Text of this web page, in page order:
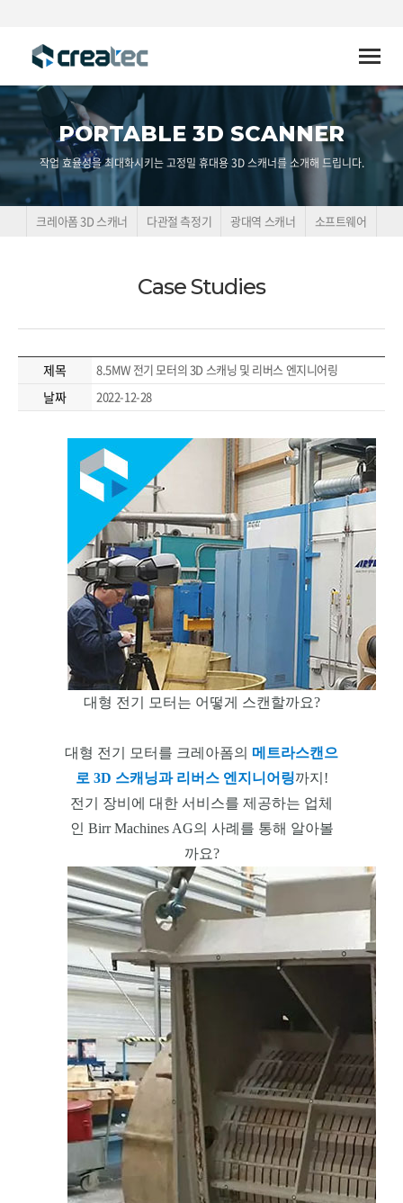
Toggle
PORTABLE 3D SCANNER
작업 효율성을 최대화시키는 고정밀 휴대용 3D 스캐너를 소개해 드립니다.
크레아폼 3D 스캐너 다관절 측정기 광대역 스캐너 소프트웨어
Case Studies
제목 8.5MW 전기 모터의 3D 스캐닝 및 리버스 엔지니어링
날짜 2022-12-28